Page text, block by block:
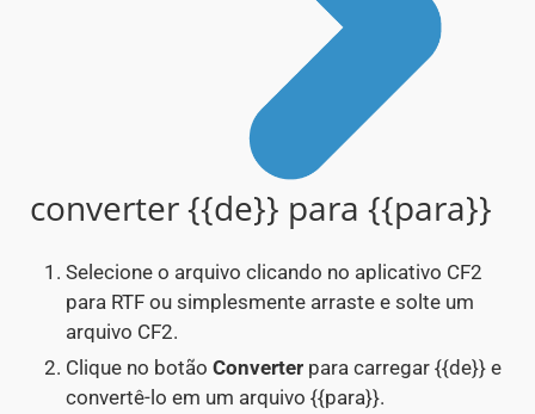
converter {{de}} para {{para}}
Selecione o arquivo clicando no aplicativo CF2
para RTF ou simplesmente arraste e solte um
arquivo CF2.
Clique no botão Converter para carregar {{de}} e
convertê-lo em um arquivo {{para}}.